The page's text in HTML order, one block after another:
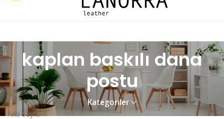
kaplan baskılı dana
postu
Kategoriler
Ana Sayfa